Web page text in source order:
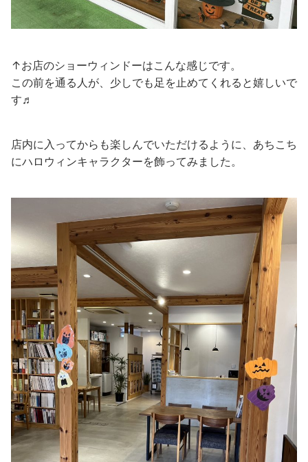
↑お店のショーウィンドーはこんな感じです。
この前を通る人が、少しでも足を止めてくれると嬉しいで
す♬
店内に入ってからも楽しんでいただけるように、あちこち
にハロウィンキャラクターを飾ってみました。